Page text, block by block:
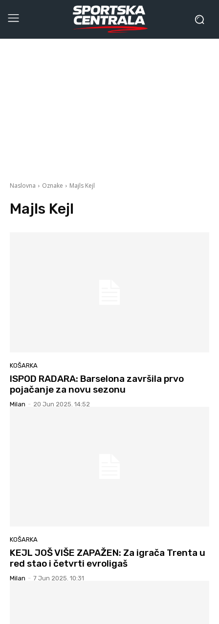
Naslovna Oznake Majls Kejl
Majls Kejl
KOŠARKA
ISPOD RADARA: Barselona završila prvo
pojačanje za novu sezonu
Milan - 20 Jun 2025. 14:52
KOŠARKA
KEJL JOŠ VIŠE ZAPAŽEN: Za igrača Trenta u
red stao i četvrti evroligaš
Milan - 7 Jun 2025. 10:31